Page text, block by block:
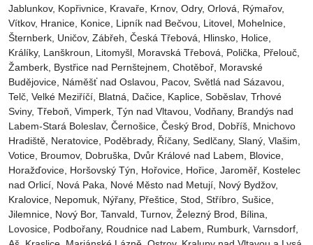
Jablunkov, Kopřivnice, Kravaře, Krnov, Odry, Orlová, Rýmařov,
Vítkov, Hranice, Konice, Lipník nad Bečvou, Litovel, Mohelnice,
Šternberk, Uničov, Zábřeh, Česká Třebová, Hlinsko, Holice,
Králíky, Lanškroun, Litomyšl, Moravská Třebová, Polička, Přelouč,
Žamberk, Bystřice nad Pernštejnem, Chotěboř, Moravské
Budějovice, Náměšť nad Oslavou, Pacov, Světlá nad Sázavou,
Telč, Velké Meziříčí, Blatná, Dačice, Kaplice, Soběslav, Trhové
Sviny, Třeboň, Vimperk, Týn nad Vltavou, Vodňany, Brandýs nad
Labem-Stará Boleslav, Černošice, Český Brod, Dobříš, Mnichovo
Hradiště, Neratovice, Poděbrady, Říčany, Sedlčany, Slaný, Vlašim,
Votice, Broumov, Dobruška, Dvůr Králové nad Labem, Blovice,
Horažďovice, Horšovský Týn, Hořovice, Hořice, Jaroměř, Kostelec
nad Orlicí, Nová Paka, Nové Město nad Metují, Nový Bydžov,
Kralovice, Nepomuk, Nýřany, Přeštice, Stod, Stříbro, Sušice,
Jilemnice, Nový Bor, Tanvald, Turnov, Železný Brod, Bílina,
Lovosice, Podbořany, Roudnice nad Labem, Rumburk, Varnsdorf,